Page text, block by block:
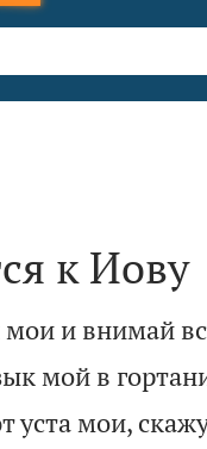
к Иову
и внимай
мой в
уста мои,